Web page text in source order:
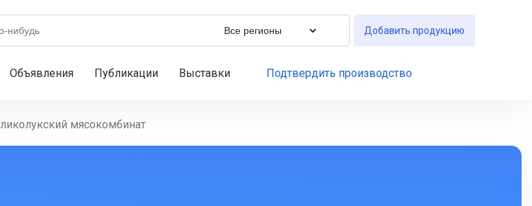
Добавить продукцию
Объявления Публикации Выставки Подтвердить производство
мясокомбинат